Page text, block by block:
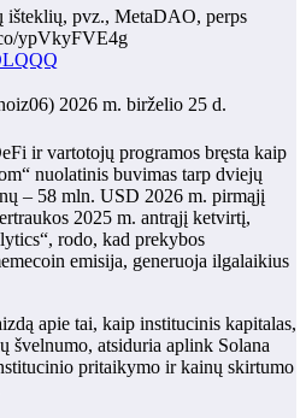
išteklių, pvz., MetaDAO, perps
ypVkyFVE4g
2026 m. birželio 25 d.
ir vartotojų programos bręsta kaip
nuolatinis buvimas tarp dviejų
– 58 mln. USD 2026 m. pirmąjį
2025 m. antrąjį ketvirtį,
rodo, kad prekybos
emisija, generuoja ilgalaikius
apie tai, kaip institucinis kapitalas,
švelnumo, atsiduria aplink Solana
pritaikymo ir kainų skirtumo